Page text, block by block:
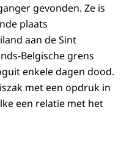
gevonden. Ze is
plaats
aan de Sint
Belgische grens
enkele dagen dood.
met een opdruk in
een relatie met het